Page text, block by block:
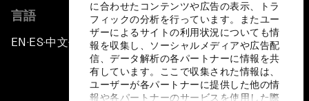
に合わせたコンテンツや広告の表示、トラ
フィックの分析を行っています。またユー
ザーによるサイトの利用状況についても情
報を収集し、ソーシャルメディアや広告配
信、データ解析の各パートナーに情報を共
有しています。ここで収集された情報は、
ユーザーが各パートナーに提供した他の情
報や各パートナーのサービスを使用した際
言語
EN ▪ES▪中文▪ 日本語